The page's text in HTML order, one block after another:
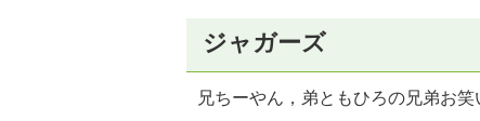
ジャガーズ
兄ちーやん，弟ともひろの兄弟お笑